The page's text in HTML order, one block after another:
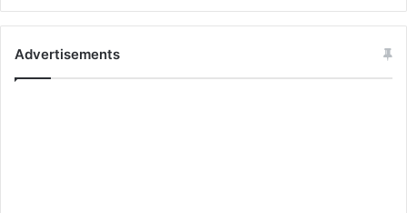
Advertisements